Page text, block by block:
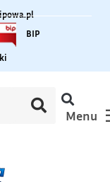
BIP
na polski
Menu